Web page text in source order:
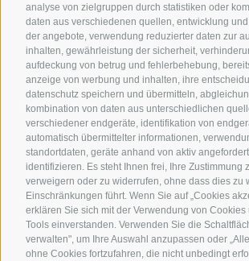
analyse von zielgruppen durch statistiken oder
daten aus verschiedenen quellen, entwicklung
der angebote, verwendung reduzierter daten zur
inhalten, gewährleistung der sicherheit,
aufdeckung von betrug und fehlerbehebung,
anzeige von werbung und inhalten, ihre
datenschutz speichern und übermitteln,
kombination von daten aus unterschiedlichen
verschiedener endgeräte, identifikation von
automatisch übermittelter informationen,
standortdaten, geräte anhand von aktiv
identifizieren. Es steht Ihnen frei, Ihre Zustimmung
verweigern oder zu widerrufen, ohne dass dies zu
Einschränkungen führt. Wenn Sie auf „Cookies
erklären Sie sich mit der Verwendung von
Tools einverstanden. Verwenden Sie die
verwalten", um Ihre Auswahl anzupassen oder
ohne Cookies fortzufahren, die nicht unbedingt
Stiftung Musik Brixen
Großer Graben 29
39042 Brixen
Südtirol
info@musikbrixen.it
Impressum
Cookie-Richtlinie